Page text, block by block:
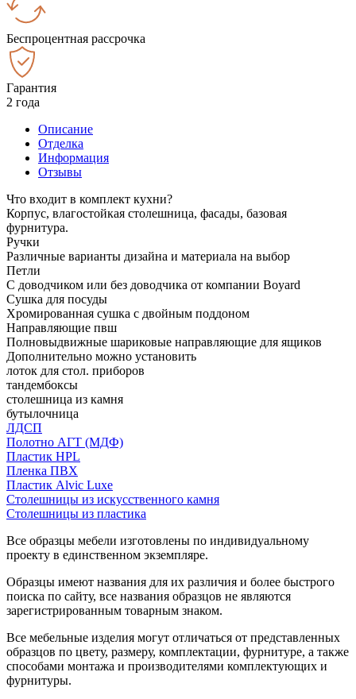
Беспроцентная рассрочка
Гарантия
2 года
Описание
Отделка
Информация
Отзывы
Что входит в комплект кухни?
Корпус, влагостойкая столешница, фасады, базовая
фурнитура.
Ручки
Различные варианты дизайна и материала на выбор
Петли
С доводчиком или без доводчика от компании Boyard
Сушка для посуды
Хромированная сушка с двойным поддоном
Направляющие пвш
Полновыдвижные шариковые направляющие для ящиков
Дополнительно можно установить
лоток для стол. приборов
тандембоксы
столешница из камня
бутылочница
ЛДСП
Полотно АГТ (МДФ)
Пластик HPL
Пленка ПВХ
Пластик Alvic Luxe
Столешницы из искусственного камня
Столешницы из пластика
Все образцы мебели изготовлены по индивидуальному
проекту в единственном экземпляре.
Образцы имеют названия для их различия и более быстрого
поиска по сайту, все названия образцов не являются
зарегистрированным товарным знаком.
Все мебельные изделия могут отличаться от представленных
образцов по цвету, размеру, комплектации, фурнитуре, а также
способами монтажа и производителями комплектующих и
фурнитуры.